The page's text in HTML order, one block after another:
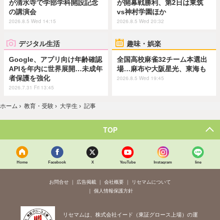
が清水寺で学部学科開設記念
の講演会
2026.8.5 Wed 14:15
が開幕戦勝利、第2日は東筑
vs神村学園ほか
2026.8.5 Wed 20:32
デジタル生活
Google、アプリ向け年齢確認
APIを年内に世界展開…未成年
者保護を強化
2026.7.31 Fri 13:45
趣味・娯楽
全国高校麻雀32チーム本選出
場…麻布や大阪星光、東海も
2026.8.5 Wed 19:45
ホーム › 教育・受験 › 大学生 › 記事
TOP
Home Facebook X YouTube Instagram line
お問合せ 広告掲載 会社概要
リセマムについて
個人情報保護方針
リセマムは、株式会社イード（東証グロース上場）の運